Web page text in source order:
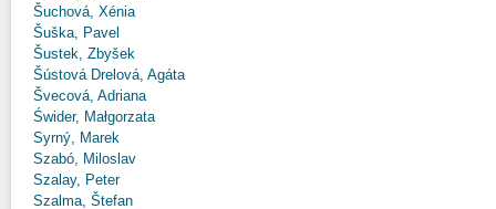
Šuchová, Xénia
Šuška, Pavel
Šustek, Zbyšek
Šústová Drelová, Agáta
Švecová, Adriana
Świder, Małgorzata
Syrný, Marek
Szabó, Miloslav
Szalay, Peter
Szalma, Štefan